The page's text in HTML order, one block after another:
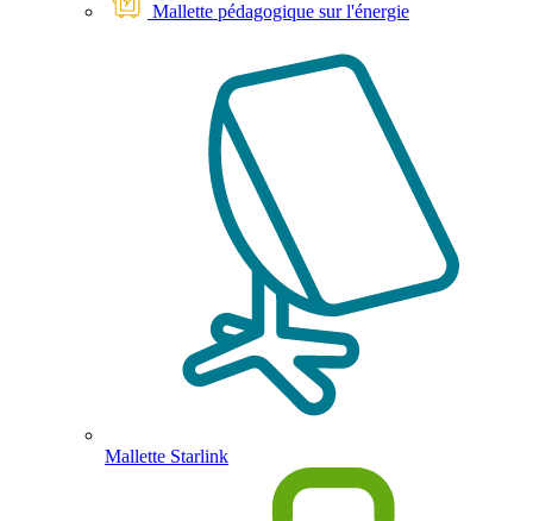
Mallette pédagogique sur l'énergie
Mallette Starlink